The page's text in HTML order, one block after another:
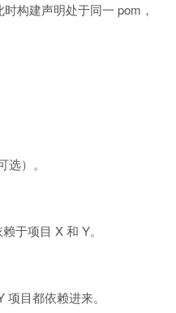
构建声明处于同一 pom，
）。
于项目 X 和 Y。
目都依赖进来。